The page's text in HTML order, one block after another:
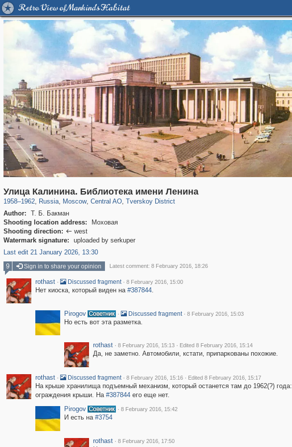
Retro View of Mankind's Habitat
Улица Калинина. Библиотека имени Ленина
1958–1962, Russia
1,406,255 29,243
, Moscow
319,780 8,286
, Central AO
159,978 5,916
, Tverskoy District
53,034 2,283
Author:
Т. Б. Бакман
Shooting location address:
Моховая
Shooting direction:  west
Watermark signature:
uploaded by serkuper
Last edit 21 January 2026, 13:30
9 Sign in to share your opinion Latest comment: 8 February 2016, 18:26
rothast · Discussed fragment · 8 February 2016, 15:00
Нет киоска, который виден на #387844.
Pirogov · Discussed fragment · 8 February 2016, 15:03
Но есть вот эта разметка.
rothast · 8 February 2016, 15:13 · Edited 8 February 2016, 15:14
Да, не заметно. Автомобили, кстати, припаркованы похожие.
rothast · Discussed fragment · 8 February 2016, 15:16 · Edited 8 February 2016, 15:17
На крыше хранилища подъемный механизм, который останется там до 1962(?) года:
ограждения крыши. На #387844его еще нет.
Pirogov
· 8 February 2016, 15:42
И есть на #3754
rothast · 8 February 2016, 17:50